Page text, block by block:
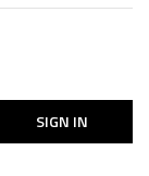
SIGN IN